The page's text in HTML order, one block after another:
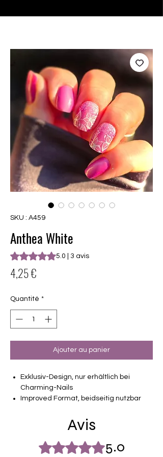
SKU : A459
Anthea White
La note est de 5.0 sur cinq étoiles selon 3
5.0 | 3 avis
4,25 €
Quantité *
Ajouter au panier
Exklusiv-Design, nur erhältlich bei
Charming-Nails
Improved Format, beidseitig nutzbar
16 selbstklebende Nagelfolien
von unterschiedlicher Grösse (8.4mm –
16.5mm)
Für alle Nägel geeignet
Avis
Noté 5 sur 5. 5.0